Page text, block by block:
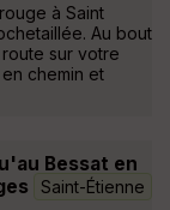
à Saint
Au bout
sur votre
chemin et
Bessat en
Saint-Étienne